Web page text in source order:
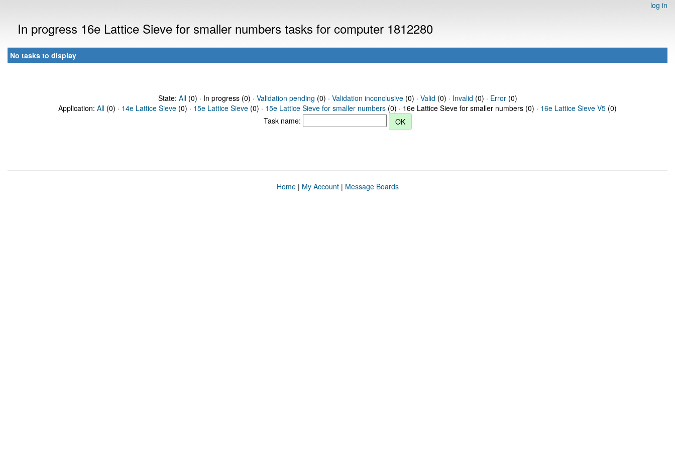
log in
In progress 16e Lattice Sieve for smaller numbers tasks for computer 1812280
No tasks to display
State: All(0) · In progress (0) · Validation pending (0) · Validation inconclusive(0) · Valid (0) · Invalid (0) · Error(0)
Application: All (0) · 14e Lattice Sieve (0) · 15e Lattice Sieve (0) · 15e Lattice Sieve for smaller numbers (0) · 16e Lattice Sieve for smaller numbers (0) · 16e Lattice Sieve V5 (0)
Task name:
Home| My Account| Message Boards